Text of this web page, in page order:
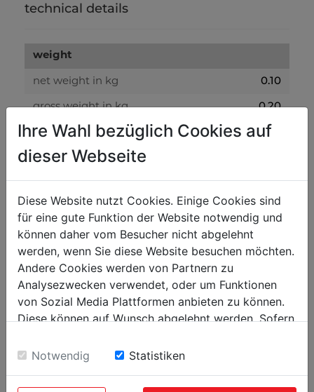
technical details
weight
net weight in kg 0.10
gross weight in kg 0.20
packaging
packaging width in mm 300
packaging length in mm 400
general data
EAN code 9120058373565
PU in pieces 5
Ihre Wahl bezüglich Cookies auf
dieser Webseite
Diese Website nutzt Cookies. Einige Cookies sind
für eine gute Funktion der Website notwendig und
können daher vom Besucher nicht abgelehnt
werden, wenn Sie diese Website besuchen möchten.
Andere Cookies werden von Partnern zu
Analysezwecken verwendet, oder um Funktionen
von Sozial Media Plattformen anbieten zu können.
Diese können auf Wunsch abgelehnt werden. Sofern
Einwilligung zu unseren Cookies.
Notwendig Statistiken